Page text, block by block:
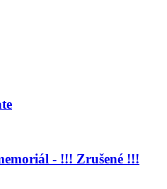
- !!! Zrušené !!!